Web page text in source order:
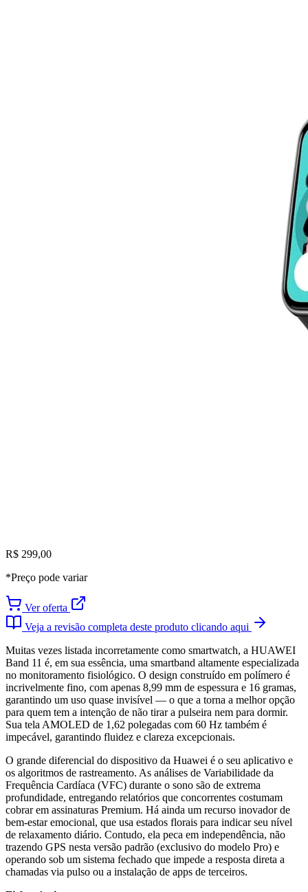
R$ 299,00
*Preço pode variar
Ver oferta
Veja a revisão completa deste produto clicando aqui
Muitas vezes listada incorretamente como smartwatch, a HUAWEI
Band 11 é, em sua essência, uma smartband altamente especializada
no monitoramento fisiológico. O design construído em polímero é
incrivelmente fino, com apenas 8,99 mm de espessura e 16 gramas,
garantindo um uso quase invisível — o que a torna a melhor opção
para quem tem a intenção de não tirar a pulseira nem para dormir.
Sua tela AMOLED de 1,62 polegadas com 60 Hz também é
impecável, garantindo fluidez e clareza excepcionais.
O grande diferencial do dispositivo da Huawei é o seu aplicativo e
os algoritmos de rastreamento. As análises de Variabilidade da
Frequência Cardíaca (VFC) durante o sono são de extrema
profundidade, entregando relatórios que concorrentes costumam
cobrar em assinaturas Premium. Há ainda um recurso inovador de
bem-estar emocional, que usa estados florais para indicar seu nível
de relaxamento diário. Contudo, ela peca em independência, não
trazendo GPS nesta versão padrão (exclusivo do modelo Pro) e
operando sob um sistema fechado que impede a resposta direta a
chamadas via pulso ou a instalação de apps de terceiros.